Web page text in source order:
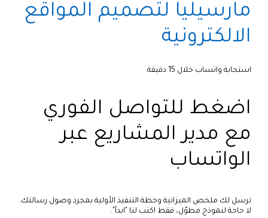
مارسيليا لتصميم المواقع
الالكترونية
استجابة واتساب خلال 15 دقيقة
اضغط للتواصل الفوري
مع مدير المشاريع عبر
الواتساب
نرسل لك ملخص الميزانية وخطة التنفيذ الأولية بمجرد وصول رسالتك.
لا حاجة لنموذج مطوّل، فقط اكتب لنا "ابدأ".